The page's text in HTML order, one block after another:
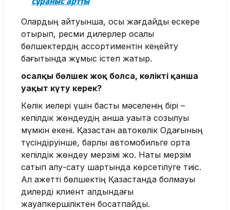
Олардың айтуынша, осы жағдайды ескере
отырып, ресми дилерлер қосалқы
бөлшектердің ассортиментін кеңейту
бағытында жұмыс істеп жатыр.
Қосалқы бөлшек жоқ болса, көлікті қанша
уақыт күту керек?
Көлік иелері үшін басты мәселенің бірі –
кепілдік жөндеудің қанша уақытқа созылуы
мүмкін екені. Қазақстан автокөлік Одағының
түсіндіруінше, барлық автомобильге ортақ
кепілдік жөндеу мерзімі жоқ. Нақты мерзім
сатып алу-сату шартында көрсетілуге тиіс.
Ал қажетті бөлшектің Қазақстанда болмауы
дилерді клиент алдындағы
жауапкершіліктен босатпайды.